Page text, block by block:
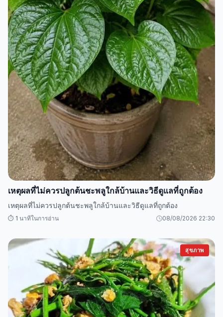
เหตุผลที่ไม่ควรปลูกต้นชะพลูใกล้บ้านและวิธีดูแลที่ถูกต้อง
เหตุผลที่ไม่ควรปลูกต้นชะพลูใกล้บ้านและวิธีดูแลที่ถูกต้อง
⏱️ 1 นาทีในการอ่าน 08/08/2026 22:30
สุขภาพ